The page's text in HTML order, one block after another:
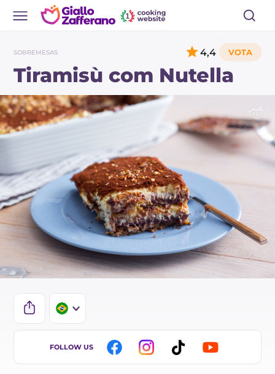
SOBREMESAS
Tiramisù com Nutella
4,4
IT
FOLLOW US